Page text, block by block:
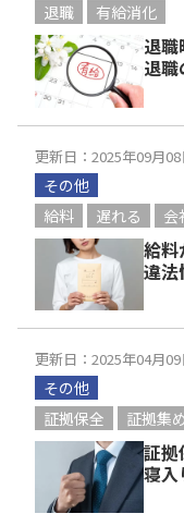
退職
有給消化
退
退
更新日：2025年09月08
その他
給料
遅れる 会
給料
違法
更新日：2025年04月09
その他
証拠保全
証拠集め
証拠
寝入